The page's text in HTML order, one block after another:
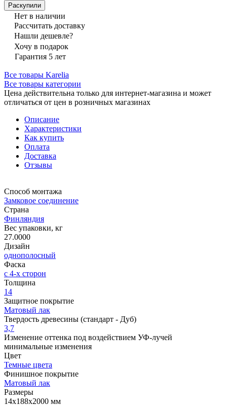
Раскупили
Нет в наличии
Рассчитать доставку
Нашли дешевле?
Хочу в подарок
Гарантия 5 лет
Все товары Karelia
Все товары категории
Цена действительна только для интернет-магазина и может
отличаться от цен в розничных магазинах
Описание
Характеристики
Как купить
Оплата
Доставка
Отзывы
Способ монтажа
Замковое соединение
Страна
Финляндия
Вес упаковки, кг
27.0000
Дизайн
однополосный
Фаска
с 4-х сторон
Толщина
14
Защитное покрытие
Матовый лак
Твердость древесины (стандарт - Дуб)
3,7
Изменение оттенка под воздействием УФ-лучей
минимальные изменения
Цвет
Темные цвета
Финишное покрытие
Матовый лак
Размеры
14x188x2000 мм